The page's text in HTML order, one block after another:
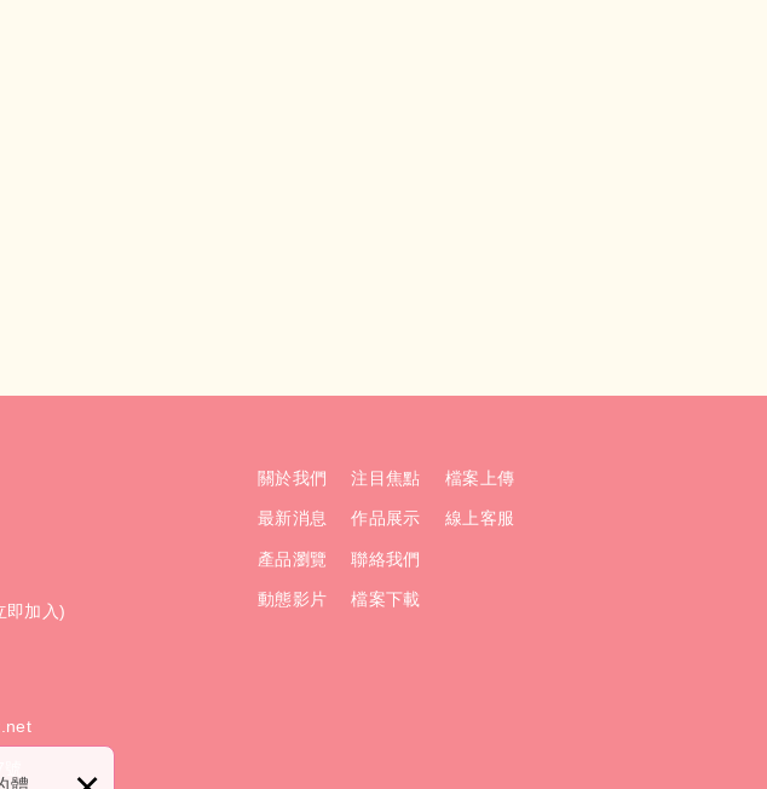
體
即加入)
關於我們
最新消息
產品瀏覽
動態影片
注目焦點
作品展示
聯絡我們
檔案下載
檔案上傳
線上客服